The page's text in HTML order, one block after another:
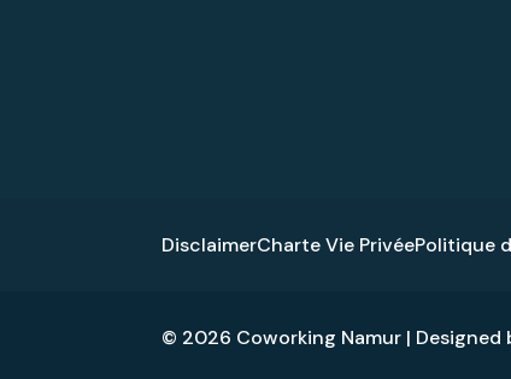
DisclaimerCharte Vie PrivéePolitique
© 2026 Coworking Namur | Designed